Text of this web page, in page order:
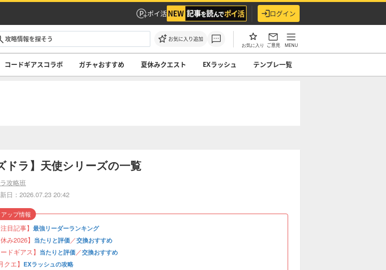
ポイ活 ログイン
お気に入り追加
お気に入り ご意見 MENU
コードギアスコラボ ガチャおすすめ 夏休みクエスト EXラッシュ テンプレ一覧
ドラ】天使シリーズの一覧
攻略班
日：2026.07.23 20:42
目記事】 最強リーダーランキング
み2026】 当たりと評価／交換おすすめ
ドギアス】 当たりと評価／交換おすすめ
エ】 EXラッシュの攻略
ップ情報